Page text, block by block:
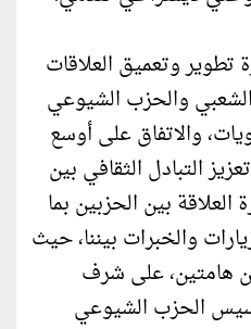
وتعميق العلاقات
الشعبي والحزب الشيوعي
والاتفاق على أوسع
التبادل الثقافي بين
العلاقة بين الحزبين بما
والخبرات بيننا، حيث
هامتين، على شرف
الحزب الشيوعي